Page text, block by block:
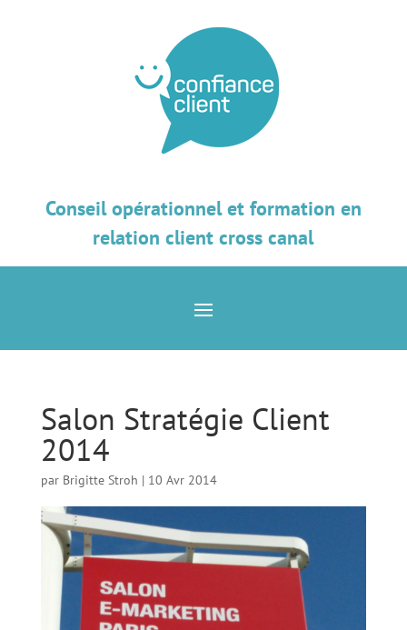
Conseil opérationnel et formation en
relation client cross canal
Salon Stratégie Client
2014
par Brigitte Stroh | 10 Avr 2014